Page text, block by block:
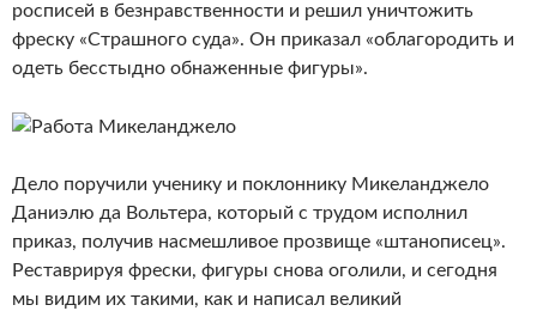
росписей в безнравственности и решил уничтожить
фреску «Страшного суда». Он приказал «облагородить и
одеть бесстыдно обнаженные фигуры».
Дело поручили ученику и поклоннику Микеланджело
Даниэлю да Вольтера, который с трудом исполнил
приказ, получив насмешливое прозвище «штанописец».
Реставрируя фрески, фигуры снова оголили, и сегодня
мы видим их такими, как и написал великий